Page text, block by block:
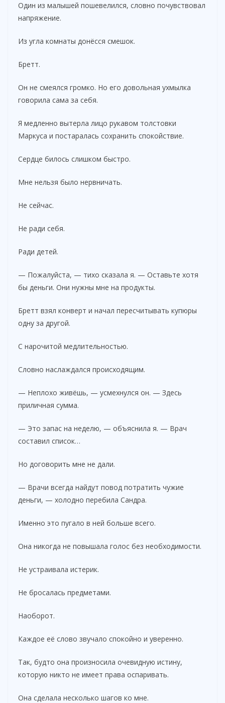
Один из малышей пошевелился, словно почувствовал
напряжение.
Из угла комнаты донёсся смешок.
Бретт.
Он не смеялся громко. Но его довольная ухмылка
говорила сама за себя.
Я медленно вытерла лицо рукавом толстовки
Маркуса и постаралась сохранить спокойствие.
Сердце билось слишком быстро.
Мне нельзя было нервничать.
Не сейчас.
Не ради себя.
Ради детей.
— Пожалуйста, — тихо сказала я. — Оставьте хотя
бы деньги. Они нужны мне на продукты.
Бретт взял конверт и начал пересчитывать купюры
одну за другой.
С нарочитой медлительностью.
Словно наслаждался происходящим.
— Неплохо живёшь, — усмехнулся он. — Здесь
приличная сумма.
— Это запас на неделю, — объяснила я. — Врач
составил список…
Но договорить мне не дали.
— Врачи всегда найдут повод потратить чужие
деньги, — холодно перебила Сандра.
Именно это пугало в ней больше всего.
Она никогда не повышала голос без необходимости.
Не устраивала истерик.
Не бросалась предметами.
Наоборот.
Каждое её слово звучало спокойно и уверенно.
Так, будто она произносила очевидную истину,
которую никто не имеет права оспаривать.
Она сделала несколько шагов ко мне.